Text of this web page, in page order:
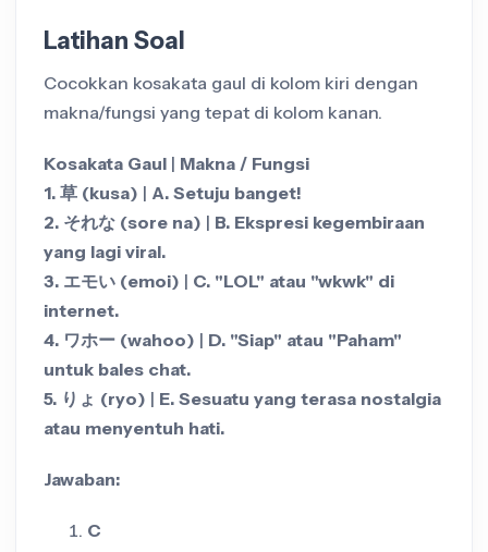
Latihan Soal
Cocokkan kosakata gaul di kolom kiri dengan
makna/fungsi yang tepat di kolom kanan.
Kosakata Gaul | Makna / Fungsi
1. 草 (kusa) | A. Setuju banget!
2. それな (sore na) | B. Ekspresi kegembiraan
yang lagi viral.
3. エモい (emoi) | C. "LOL" atau "wkwk" di
internet.
4. ワホー (wahoo) | D. "Siap" atau "Paham"
untuk bales chat.
5. りょ (ryo) | E. Sesuatu yang terasa nostalgia
atau menyentuh hati.
Jawaban:
C